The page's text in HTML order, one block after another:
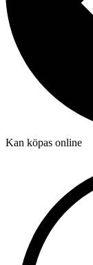
Kan köpas online